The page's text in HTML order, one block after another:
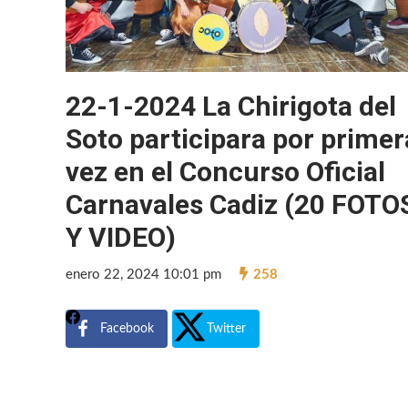
22-1-2024 La Chirigota del
Soto participara por
vez en el Concurso Oficial
Carnavales Cadiz (20
Y VIDEO)
enero 22, 2024 10:01 pm 258
Facebook Twitter